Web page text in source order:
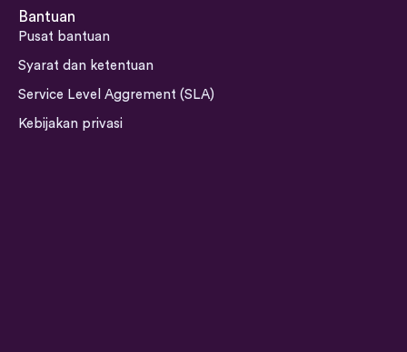
s
t
a
r
a
k
e
i
n
b
o
b
e
Bantuan
Pusat bantuan
Syarat dan ketentuan
Service Level Aggrement (SLA)
Kebijakan privasi